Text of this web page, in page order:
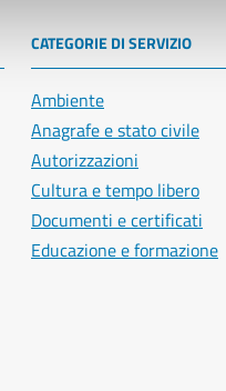
CATEGORIE DI SERVIZIO
Ambiente
Anagrafe e stato civile
Autorizzazioni
Cultura e tempo libero
Documenti e certificati
Educazione e formazione